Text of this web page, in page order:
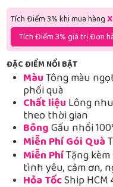
Tích Điểm 3% khi mua hàng
Tích Điểm 3% giá trị Đơn
ĐẶC ĐIỂM NỔI BẬT
MàuTông màu
phối quà
Chất liệu Lông
theo thời gian
BôngGấu nhồi
Miễn Phí Gói Quà
Miễn PhíTặng
tình yêu, cảm ơn,
Hỏa TốcShip HCM